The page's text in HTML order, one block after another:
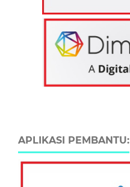
APLIKASI PEMBANTU: